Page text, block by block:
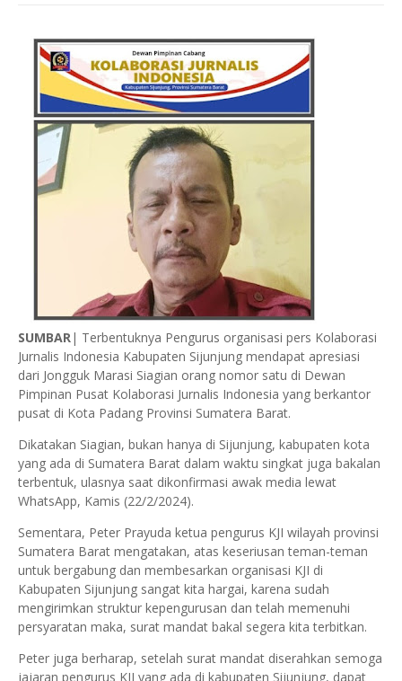
SUMBAR| Terbentuknya Pengurus organisasi pers Kolaborasi
Jurnalis Indonesia Kabupaten Sijunjung mendapat apresiasi
dari Jongguk Marasi Siagian orang nomor satu di Dewan
Pimpinan Pusat Kolaborasi Jurnalis Indonesia yang berkantor
pusat di Kota Padang Provinsi Sumatera Barat.
Dikatakan Siagian, bukan hanya di Sijunjung, kabupaten kota
yang ada di Sumatera Barat dalam waktu singkat juga bakalan
terbentuk, ulasnya saat dikonfirmasi awak media lewat
WhatsApp, Kamis (22/2/2024).
Sementara, Peter Prayuda ketua pengurus KJI wilayah provinsi
Sumatera Barat mengatakan, atas keseriusan teman-teman
untuk bergabung dan membesarkan organisasi KJI di
Kabupaten Sijunjung sangat kita hargai, karena sudah
mengirimkan struktur kepengurusan dan telah memenuhi
persyaratan maka, surat mandat bakal segera kita terbitkan.
Peter juga berharap, setelah surat mandat diserahkan semoga
jajaran pengurus KJI yang ada di kabupaten Sijunjung, dapat